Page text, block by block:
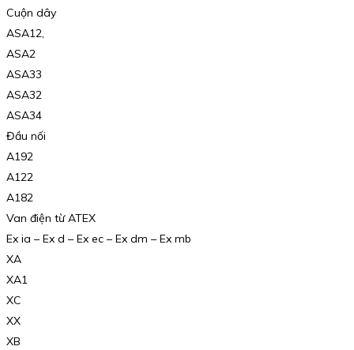
Cuộn dây
ASA12,
ASA2
ASA33
ASA32
ASA34
Đầu nối
A192
A122
A182
Van điện từ ATEX
Ex ia – Ex d – Ex ec – Ex dm – Ex mb
XA
XA1
XC
XX
XB